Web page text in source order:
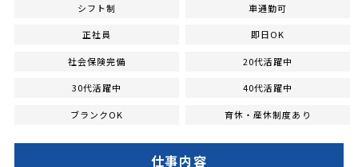
シフト制 車通勤可
正社員 即日OK
社会保険完備 20代活躍中
30代活躍中 40代活躍中
ブランクOK 育休・産休制度あり
仕事内容